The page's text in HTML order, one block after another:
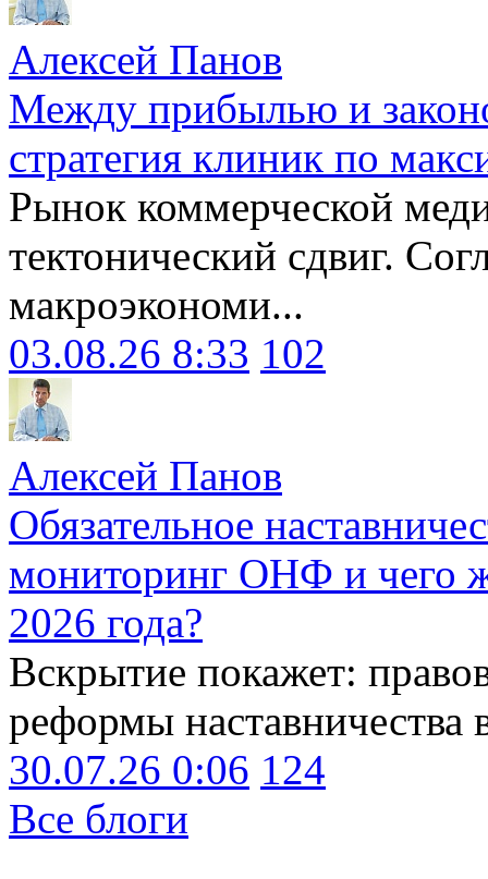
Алексей Панов
Между прибылью и
стратегия клиник по
Рынок коммерческой
тектонический сдвиг.
макроэкономи...
03.08.26 8:33 102
Алексей Панов
Обязательное
мониторинг ОНФ и чего
2026 года?
Вскрытие покажет:
реформы наставничества
30.07.26 0:06 124
Все блоги